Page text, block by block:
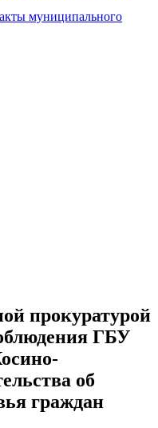
муниципального
прокуратурой
ГБУ
об
граждан